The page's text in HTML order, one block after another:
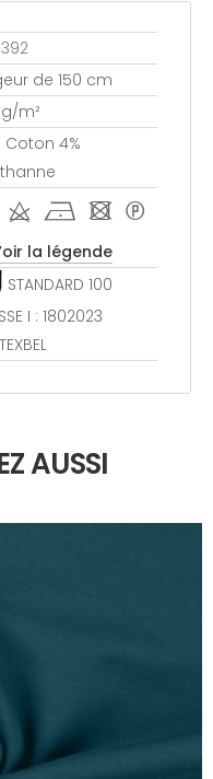
de 150 cm
m²
Coton 4%
d h - *
la légende
STANDARD 100
I : 1802023
AUSSI